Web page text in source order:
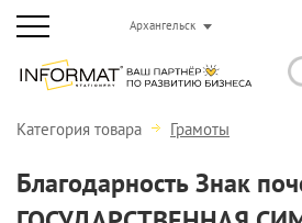
Архангельск
Категория товара Грамоты
Благодарность Знак